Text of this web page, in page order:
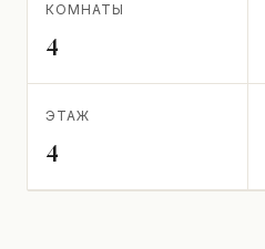
КОМНАТЫ
4
ЭТАЖ
4